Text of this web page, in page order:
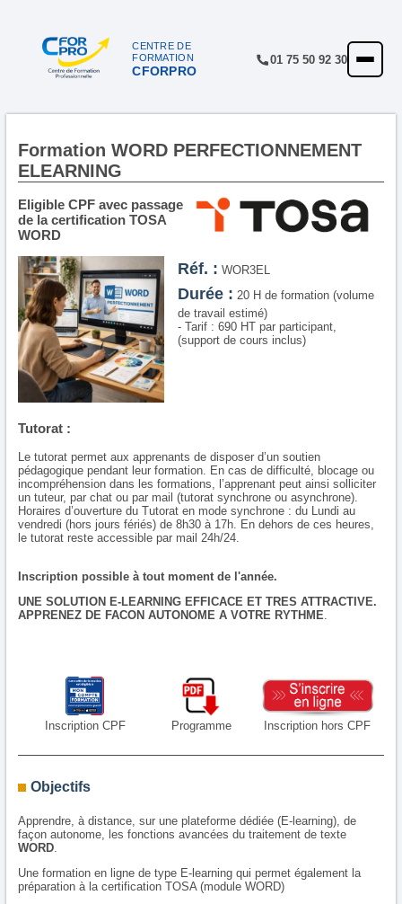
CENTRE DE
FORMATION
CFORPRO
01 75 50 92 30
ACCUEIL
CENTRE
NOTRE OFFRE
QUALITÉ
RÉFÉRENCES
SATISFACTION
Formation WORD PERFECTIONNEMENT
ELEARNING
Eligible CPF avec passage
de la certification TOSA
WORD
Réf. : WOR3EL
Durée : 20 H de formation (volume
de travail estimé)
- Tarif : 690 HT par participant,
(support de cours inclus)
Tutorat :
Le tutorat permet aux apprenants de disposer d’un soutien
pédagogique pendant leur formation. En cas de difficulté, blocage ou
incompréhension dans les formations, l’apprenant peut ainsi solliciter
un tuteur, par chat ou par mail (tutorat synchrone ou asynchrone).
Horaires d’ouverture du Tutorat en mode synchrone : du Lundi au
vendredi (hors jours fériés) de 8h30 à 17h. En dehors de ces heures,
le tutorat reste accessible par mail 24h/24.
Inscription possible à tout moment de l'année.
UNE SOLUTION E-LEARNING EFFICACE ET TRES ATTRACTIVE.
APPRENEZ DE FACON AUTONOME A VOTRE RYTHME
Inscription CPF Programme Inscription hors CPF
Objectifs
Apprendre, à distance, sur une plateforme dédiée (E-learning), de
façon autonome, les fonctions avancées du traitement de texte
WORD.
Une formation en ligne de type E-learning qui permet également la
préparation à la certification TOSA (module WORD)